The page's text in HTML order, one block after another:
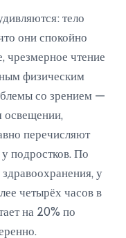
тело
они спокойно
чрезмерное чтение
физическим
со зрением —
освещении,
перечисляют
подростков. По
у
четырёх часов в
на 20% по